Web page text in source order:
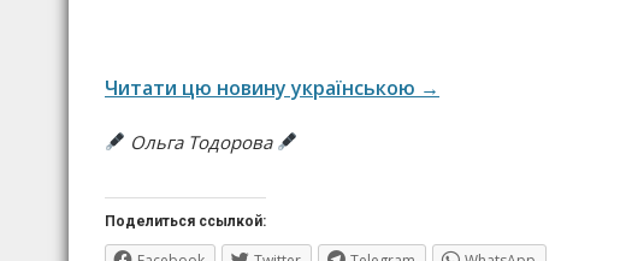
Читати цю новину українською →
Ольга Тодорова
Поделиться ссылкой: